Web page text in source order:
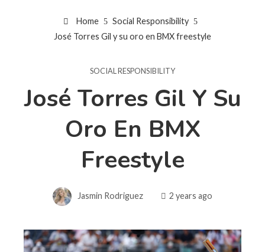
Home
Social Responsibility
José Torres Gil y su oro en BMX freestyle
SOCIAL RESPONSIBILITY
José Torres Gil Y Su
Oro En BMX
Freestyle
Jasmin Rodriguez 2 years ago